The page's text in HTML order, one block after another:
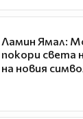
Ламин Ямал:
покори света
на новия